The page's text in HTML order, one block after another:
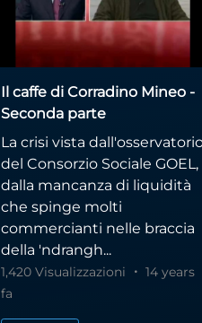
Il caffe di Corradino Mineo -
Seconda parte
La crisi vista
del Consorzio Sociale GOEL,
dalla mancanza di liquidità
che spinge molti
commercianti nelle braccia
della 'ndrangh...
1,420 Visualizzazioni
14 years
fa